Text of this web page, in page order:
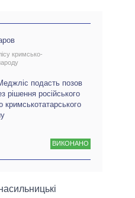
кримсько-
подасть позов
російського
кримськотатарського
ВИКОНАНО